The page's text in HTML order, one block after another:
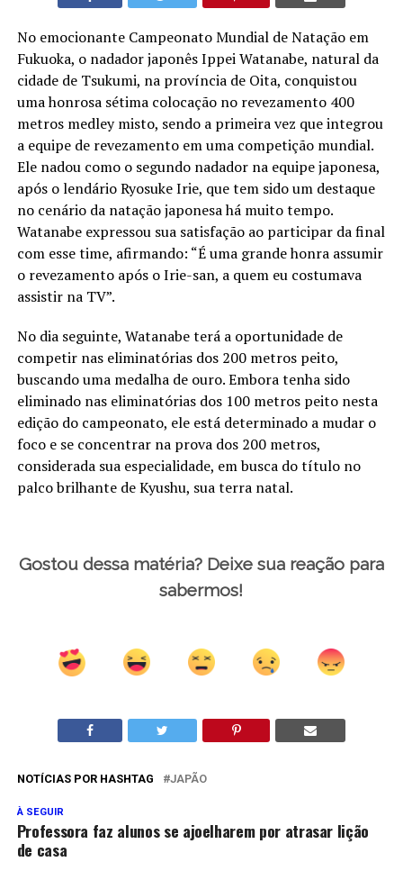
No emocionante Campeonato Mundial de Natação em
Fukuoka, o nadador japonês Ippei Watanabe, natural da
cidade de Tsukumi, na província de Oita, conquistou
uma honrosa sétima colocação no revezamento 400
metros medley misto, sendo a primeira vez que integrou
a equipe de revezamento em uma competição mundial.
Ele nadou como o segundo nadador na equipe japonesa,
após o lendário Ryosuke Irie, que tem sido um destaque
no cenário da natação japonesa há muito tempo.
Watanabe expressou sua satisfação ao participar da final
com esse time, afirmando: “É uma grande honra assumir
o revezamento após o Irie-san, a quem eu costumava
assistir na TV”.
No dia seguinte, Watanabe terá a oportunidade de
competir nas eliminatórias dos 200 metros peito,
buscando uma medalha de ouro. Embora tenha sido
eliminado nas eliminatórias dos 100 metros peito nesta
edição do campeonato, ele está determinado a mudar o
foco e se concentrar na prova dos 200 metros,
considerada sua especialidade, em busca do título no
palco brilhante de Kyushu, sua terra natal.
Gostou dessa matéria? Deixe sua reação para
sabermos!
NOTÍCIAS POR HASHTAG JAPÃO
À SEGUIR
Professora faz alunos se ajoelharem por atrasar lição
de casa